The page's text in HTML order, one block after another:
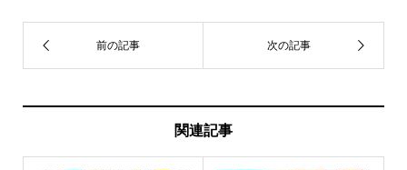
関連記事